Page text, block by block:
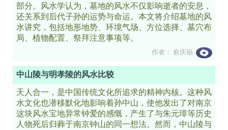
部分。风水学认为，墓地的风水不仅影响逝者的安息，
还关系到后代子孙的运势与命运。本文将介绍墓地的风
水讲究，包括地形地势、环境气场、方位选择、墓穴布
局、植物配置、祭拜注意事项等。
作者： 俞庆福
中山陵与明孝陵的风水比较
天人合一，是中国传统文化所追求的精神内核。这种风
水文化也潜移默化地影响着孙中山，使他发出了对南京
这块风水宝地异常钟爱的感慨，产生了与朱元璋等历史
人物死后归葬于南京钟山的同一想法。然而，中山陵与